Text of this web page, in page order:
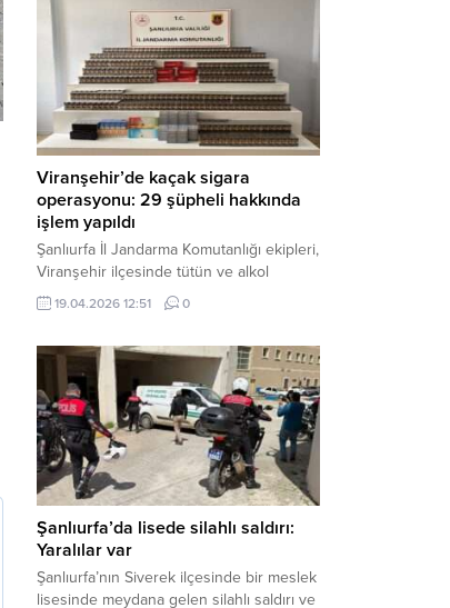
şüpheli hakkında adli işlem başlatıldı.
Haber Merkezi – Şanlıurfa Valiliği İl Basın
ve Halkla İlişkiler Müdürlüğü’nden yapılan
açıklamaya göre, İl Jandarma Komutanlığı
tarafından “Narkotik Suçlarla...
Viranşehir’de kaçak sigara
operasyonu: 29 şüpheli hakkında
işlem yapıldı
Şanlıurfa İl Jandarma Komutanlığı ekipleri,
Viranşehir ilçesinde tütün ve alkol
kaçakçılığına yönelik yürüttüğü kapsamlı
çalışmalar neticesinde binlerce paket
Operasyon kapsamında çok sayıda şahıs
hakkında adli süreç başlatıldı. Haber
Merkezi – Şanlıurfa Valiliği bünyesinde İl
Jandarma Komutanlığı tarafından
gerçekleştirilen “Tütün ve Alkol
Kaçakçılarına Yönelik Çalışmalar” tüm...
19.04.2026 12:51 0
Şanlıurfa’da lisede silahlı saldırı:
Yaralılar var
Şanlıurfa’nın Siverek ilçesinde bir meslek
lisesinde meydana gelen silahlı saldırı ve